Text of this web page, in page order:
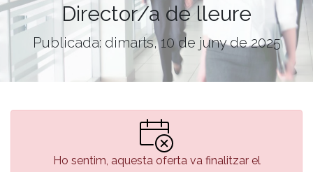
Director/a de lleure
Publicada: dimarts, 10 de juny de 2025
Ho sentim, aquesta oferta va finalitzar el